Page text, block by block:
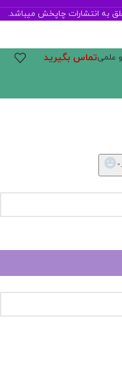
به انتشارات چاپخش میباشد.
تماس بگیرید